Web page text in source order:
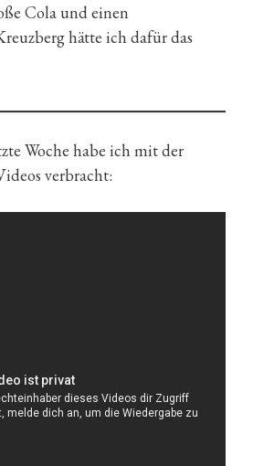
Cola und einen
hätte ich dafür das
Woche habe ich mit der
verbracht: